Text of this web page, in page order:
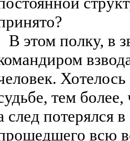
В этом полку, в
тем
след потерялся
всю